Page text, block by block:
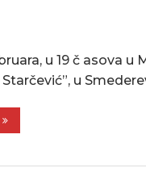
u 19 č asova u
u